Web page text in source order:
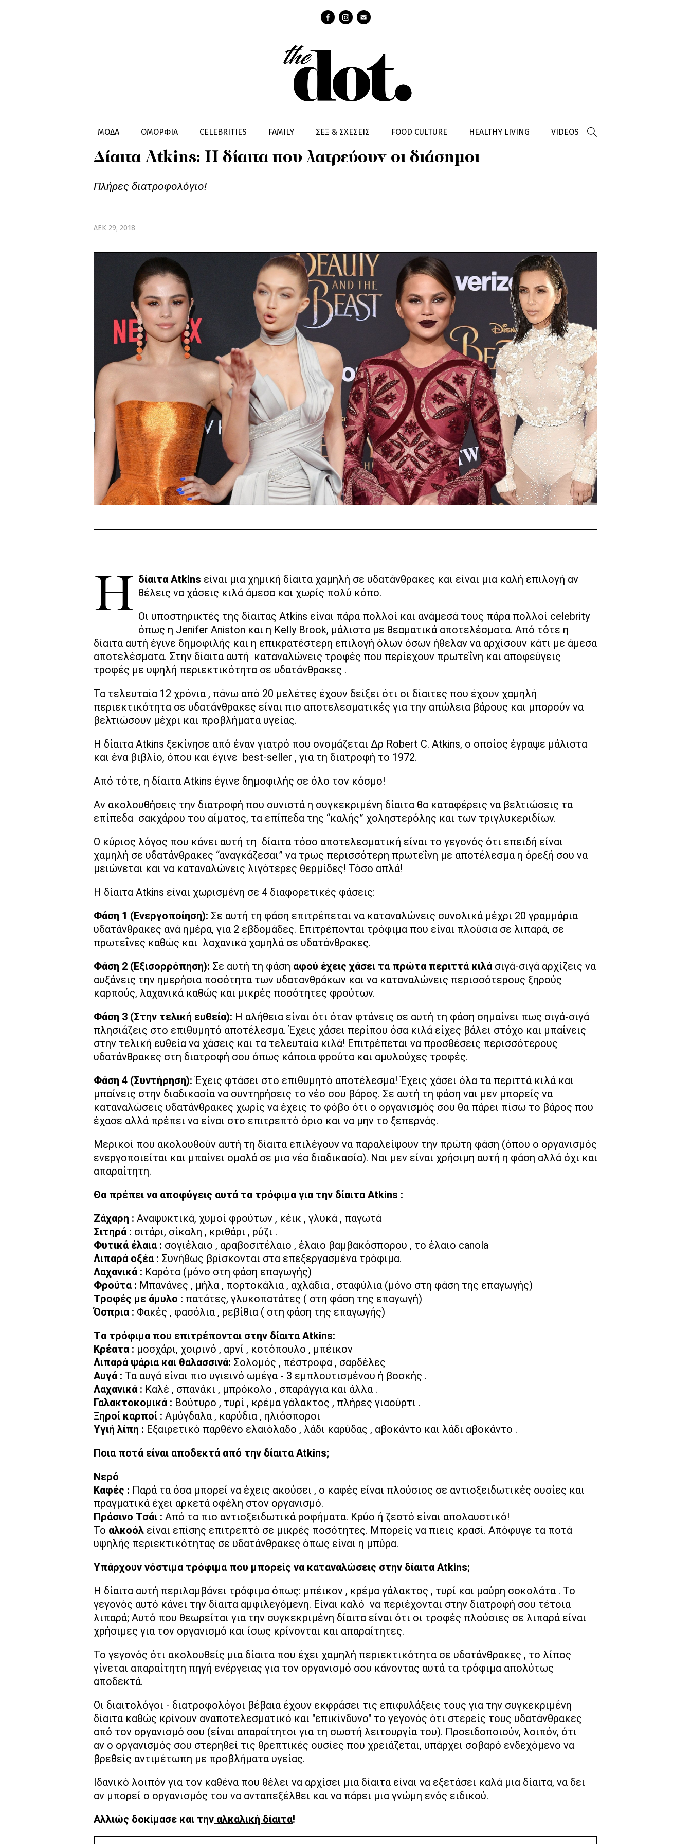
ΜΟΔΑ ΟΜΟΡΦΙΑ CELEBRITIES FAMILY ΣΕΞ & ΣΧΕΣΕΙΣ FOOD CULTURE HEALTHY LIVING VIDEOS
HEALTHY LIVING ΔΙΑΙΤΑ
Δίαιτα Atkins: Η δίαιτα που λατρεύουν οι διάσημοι
Πλήρες διατροφολόγιο!
ΔΕΚ 29, 2018
Η δίαιτα Atkins είναι μια χημική δίαιτα χαμηλή σε υδατάνθρακες και είναι μια καλή επιλογή αν
θέλεις να χάσεις κιλά άμεσα και χωρίς πολύ κόπο.
Οι υποστηρικτές της δίαιτας Atkins είναι πάρα πολλοί και ανάμεσά τους πάρα πολλοί celebrity
όπως η Jenifer Aniston και η Kelly Brook, μάλιστα με θεαματικά αποτελέσματα. Από τότε η
δίαιτα αυτή έγινε δημοφιλής και η επικρατέστερη επιλογή όλων όσων ήθελαν να αρχίσουν κάτι με άμεσα
αποτελέσματα. Στην δίαιτα αυτή καταναλώνεις τροφές που περίεχουν πρωτεΐνη και αποφεύγεις
τροφές με υψηλή περιεκτικότητα σε υδατάνθρακες .
Τα τελευταία 12 χρόνια , πάνω από 20 μελέτες έχουν δείξει ότι οι δίαιτες που έχουν χαμηλή
περιεκτικότητα σε υδατάνθρακες είναι πιο αποτελεσματικές για την απώλεια βάρους και μπορούν να
βελτιώσουν μέχρι και προβλήματα υγείας.
Η δίαιτα Atkins ξεκίνησε από έναν γιατρό που ονομάζεται Δρ Robert C. Atkins, ο οποίος έγραψε μάλιστα
και ένα βιβλίο, όπου και έγινε best-seller , για τη διατροφή το 1972.
Από τότε, η δίαιτα Atkins έγινε δημοφιλής σε όλο τον κόσμο!
Αν ακολουθήσεις την διατροφή που συνιστά η συγκεκριμένη δίαιτα θα καταφέρεις να βελτιώσεις τα
επίπεδα σακχάρου του αίματος, τα επίπεδα της “καλής” χοληστερόλης και των τριγλυκεριδίων.
Ο κύριος λόγος που κάνει αυτή τη δίαιτα τόσο αποτελεσματική είναι το γεγονός ότι επειδή είναι
χαμηλή σε υδατάνθρακες “αναγκάζεσαι” να τρως περισσότερη πρωτεΐνη με αποτέλεσμα η όρεξή σου να
μειώνεται και να καταναλώνεις λιγότερες θερμίδες! Τόσο απλά!
Η δίαιτα Atkins είναι χωρισμένη σε 4 διαφορετικές φάσεις:
Φάση 1 (Ενεργοποίηση): Σε αυτή τη φάση επιτρέπεται να καταναλώνεις συνολικά μέχρι 20 γραμμάρια
υδατάνθρακες ανά ημέρα, για 2 εβδομάδες. Επιτρέπονται τρόφιμα που είναι πλούσια σε λιπαρά, σε
πρωτεΐνες καθώς και λαχανικά χαμηλά σε υδατάνθρακες.
Φάση 2 (Εξισορρόπηση): Σε αυτή τη φάση αφού έχεις χάσει τα πρώτα περιττά κιλά σιγά-σιγά αρχίζεις να
αυξάνεις την ημερήσια ποσότητα των υδατανθράκων και να καταναλώνεις περισσότερους ξηρούς
καρπούς, λαχανικά καθώς και μικρές ποσότητες φρούτων.
Φάση 3 (Στην τελική ευθεία): Η αλήθεια είναι ότι όταν φτάνεις σε αυτή τη φάση σημαίνει πως σιγά-σιγά
πλησιάζεις στο επιθυμητό αποτέλεσμα. Έχεις χάσει περίπου όσα κιλά είχες βάλει στόχο και μπαίνεις
στην τελική ευθεία να χάσεις και τα τελευταία κιλά! Επιτρέπεται να προσθέσεις περισσότερους
υδατάνθρακες στη διατροφή σου όπως κάποια φρούτα και αμυλούχες τροφές.
Φάση 4 (Συντήρηση):Έχεις φτάσει στο επιθυμητό αποτέλεσμα! Έχεις χάσει όλα τα περιττά κιλά και
μπαίνεις στην διαδικασία να συντηρήσεις το νέο σου βάρος. Σε αυτή τη φάση ναι μεν μπορείς να
καταναλώσεις υδατάνθρακες χωρίς να έχεις το φόβο ότι ο οργανισμός σου θα πάρει πίσω το βάρος που
έχασε αλλά πρέπει να είναι στο επιτρεπτό όριο και να μην το ξεπερνάς.
Μερικοί που ακολουθούν αυτή τη δίαιτα επιλέγουν να παραλείψουν την πρώτη φάση (όπου ο οργανισμός
ενεργοποιείται και μπαίνει ομαλά σε μια νέα διαδικασία). Ναι μεν είναι χρήσιμη αυτή η φάση αλλά όχι και
απαραίτητη.
Θα πρέπει να αποφύγεις αυτά τα τρόφιμα για την δίαιτα Atkins :
Ζάχαρη : Αναψυκτικά, χυμοί φρούτων , κέικ , γλυκά , παγωτά
Σιτηρά : σιτάρι, σίκαλη , κριθάρι , ρύζι .
Φυτικά έλαια : σογιέλαιο , αραβοσιτέλαιο , έλαιο βαμβακόσπορου , το έλαιο canola
Λιπαρά οξέα : Συνήθως βρίσκονται στα επεξεργασμένα τρόφιμα.
Λαχανικά : Καρότα (μόνο στη φάση επαγωγής)
Φρούτα : Μπανάνες , μήλα , πορτοκάλια , αχλάδια , σταφύλια (μόνο στη φάση της επαγωγής)
Τροφές με άμυλο : πατάτες, γλυκοπατάτες ( στη φάση της επαγωγή)
Όσπρια : Φακές , φασόλια , ρεβίθια ( στη φάση της επαγωγής)
Tα τρόφιμα που επιτρέπονται στην δίαιτα Αtkins:
Κρέατα : μοσχάρι, χοιρινό , αρνί , κοτόπουλο , μπέικον
Λιπαρά ψάρια και θαλασσινά: Σολομός , πέστροφα , σαρδέλες
Αυγά : Τα αυγά είναι πιο υγιεινό ωμέγα - 3 εμπλουτισμένου ή βοσκής .
Λαχανικά : Καλέ , σπανάκι , μπρόκολο , σπαράγγια και άλλα .
Γαλακτοκομικά : Βούτυρο , τυρί , κρέμα γάλακτος , πλήρες γιαούρτι .
Ξηροί καρποί : Αμύγδαλα , καρύδια , ηλιόσποροι
Υγιή λίπη : Εξαιρετικό παρθένο ελαιόλαδο , λάδι καρύδας , αβοκάντο και λάδι αβοκάντο .
Ποια ποτά είναι αποδεκτά από την δίαιτα Atkins;
Νερό
Καφές : Παρά τα όσα μπορεί να έχεις ακούσει , ο καφές είναι πλούσιος σε αντιοξειδωτικές ουσίες και
πραγματικά έχει αρκετά οφέλη στον οργανισμό.
Πράσινο Τσάι : Από τα πιο αντιοξειδωτικά ροφήματα. Κρύο ή ζεστό είναι απολαυστικό!
Το αλκοόλ είναι επίσης επιτρεπτό σε μικρές ποσότητες. Μπορείς να πιεις κρασί. Απόφυγε τα ποτά
υψηλής περιεκτικότητας σε υδατάνθρακες όπως είναι η μπύρα.
Υπάρχουν νόστιμα τρόφιμα που μπορείς να καταναλώσεις στην δίαιτα Atkins;
Η δίαιτα αυτή περιλαμβάνει τρόφιμα όπως: μπέικον , κρέμα γάλακτος , τυρί και μαύρη σοκολάτα . Το
γεγονός αυτό κάνει την δίαιτα αμφιλεγόμενη. Είναι καλό να περιέχονται στην διατροφή σου τέτοια
λιπαρά; Αυτό που θεωρείται για την συγκεκριμένη δίαιτα είναι ότι οι τροφές πλούσιες σε λιπαρά είναι
χρήσιμες για τον οργανισμό και ίσως κρίνονται και απαραίτητες.
Το γεγονός ότι ακολουθείς μια δίαιτα που έχει χαμηλή περιεκτικότητα σε υδατάνθρακες , το λίπος
γίνεται απαραίτητη πηγή ενέργειας για τον οργανισμό σου κάνοντας αυτά τα τρόφιμα απολύτως
αποδεκτά.
Οι διαιτολόγοι - διατροφολόγοι βέβαια έχουν εκφράσει τις επιφυλάξεις τους για την συγκεκριμένη
δίαιτα καθώς κρίνουν αναποτελεσματικό και "επικίνδυνο" το γεγονός ότι στερείς τους υδατάνθρακες
από τον οργανισμό σου (είναι απαραίτητοι για τη σωστή λειτουργία του). Προειδοποιούν, λοιπόν, ότι
αν ο οργανισμός σου στερηθεί τις θρεπτικές ουσίες που χρειάζεται, υπάρχει σοβαρό ενδεχόμενο να
βρεθείς αντιμέτωπη με προβλήματα υγείας.
Ιδανικό λοιπόν για τον καθένα που θέλει να αρχίσει μια δίαιτα είναι να εξετάσει καλά μια δίαιτα, να δει
αν μπορεί ο οργανισμός του να ανταπεξέλθει και να πάρει μια γνώμη ενός ειδικού.
Αλλιώς δοκίμασε και την αλκαλική δίαιτα!